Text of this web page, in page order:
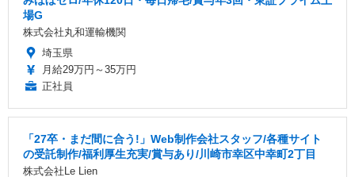
場G
株式会社丸和運輸機関
埼玉県
月給29万円～35万円
正社員
「27卒・まだ間に合う!」Web制作会社スタッフ/各種サイト
の受託制作/福利厚生充実/賞与あり/川崎市幸区中幸町2丁目
株式会社Le Lien